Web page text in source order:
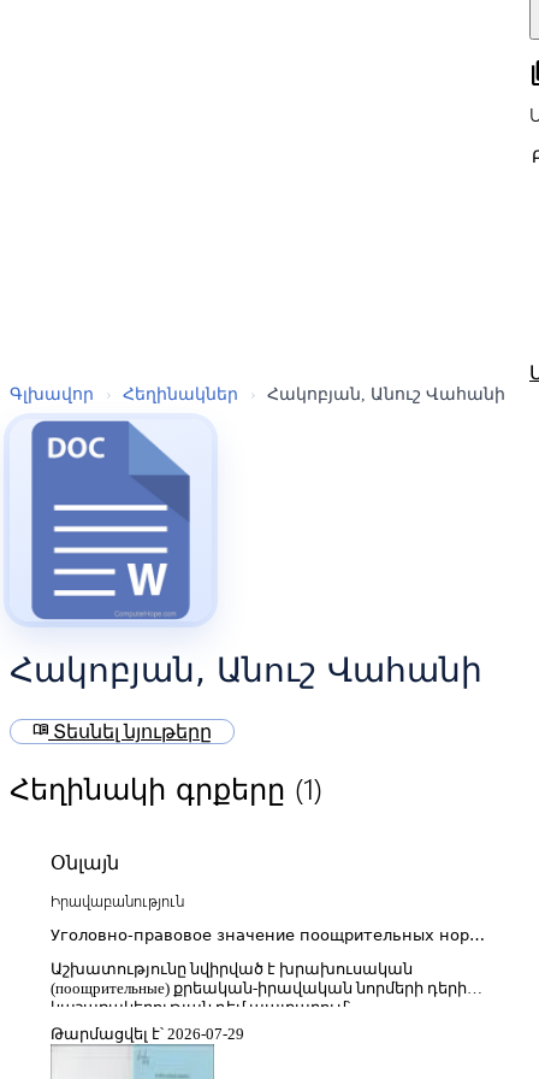
Գլխավոր › Հեղինակներ › Հակոբյան, Անուշ Վահանի
Հակոբյան, Անուշ Վահանի
menu_book Տեսնել նյութերը
Հեղինակի գրքերը (1)
Օնլայն
Իրավաբանություն
Уголовно-правовое значение поощрительных норм
правовой анализ)
Աշխատությունը նվիրված է խրախուսական
(поощрительные) քրեական-իրավական նորմերի դերին
կաշառակերության դեմ պայքարում՝
համեմատական-իրավական վերլուծության
շրջանակում։ Հեղինակը ուսումնասիրում է այն
իրավական մեխանիզմները, որոնք նախատեսված են
Թարմացվել է՝ 2026-07-29